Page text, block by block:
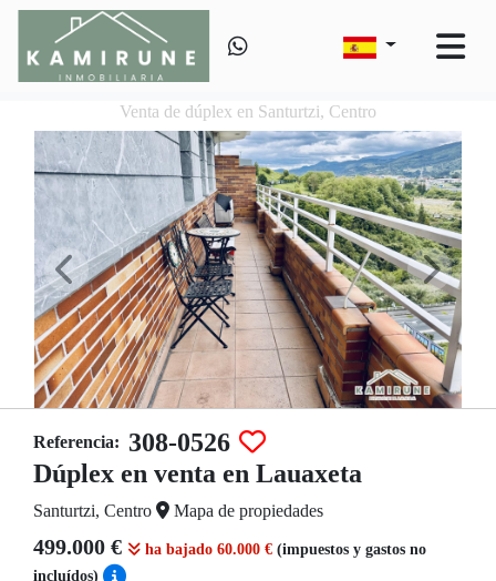
Venta de dúplex en Santurtzi, Centro
Referencia: 308-0526
Dúplex en venta en Lauaxeta
Santurtzi, Centro Mapa de propiedades
499.000 € ha bajado 60.000 € (impuestos y gastos no
incluídos)